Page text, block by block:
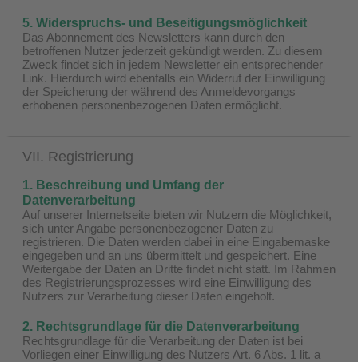
5. Widerspruchs- und Beseitigungsmöglichkeit
Das Abonnement des Newsletters kann durch den
betroffenen Nutzer jederzeit gekündigt werden. Zu diesem
Zweck findet sich in jedem Newsletter ein entsprechender
Link. Hierdurch wird ebenfalls ein Widerruf der Einwilligung
der Speicherung der während des Anmeldevorgangs
erhobenen personenbezogenen Daten ermöglicht.
VII. Registrierung
1. Beschreibung und Umfang der
Datenverarbeitung
Auf unserer Internetseite bieten wir Nutzern die Möglichkeit,
sich unter Angabe personenbezogener Daten zu
registrieren. Die Daten werden dabei in eine Eingabemaske
eingegeben und an uns übermittelt und gespeichert. Eine
Weitergabe der Daten an Dritte findet nicht statt. Im Rahmen
des Registrierungsprozesses wird eine Einwilligung des
Nutzers zur Verarbeitung dieser Daten eingeholt.
2. Rechtsgrundlage für die Datenverarbeitung
Rechtsgrundlage für die Verarbeitung der Daten ist bei
Vorliegen einer Einwilligung des Nutzers Art. 6 Abs. 1 lit. a